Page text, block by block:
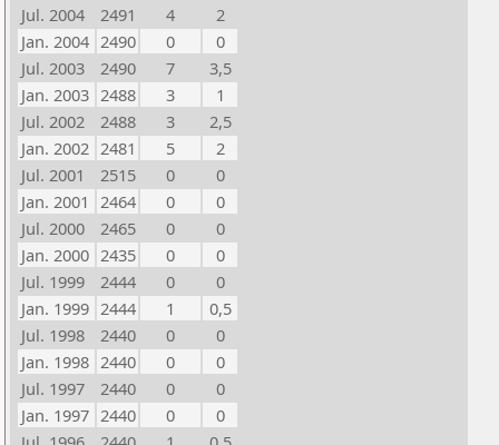
Jul. 2004
2491 4
2
Jan. 2004 2490 0
0
Jul. 2003
2490 7
3,5
Jan. 2003 2488 3
1
Jul. 2002
2488 3
2,5
Jan. 2002 2481 5
2
Jul. 2001
2515 0
0
Jan. 2001 2464 0
0
Jul. 2000
2465 0
0
Jan. 2000 2435 0
0
Jul. 1999
2444 0
0
Jan. 1999 2444 1
0,5
Jul. 1998
2440 0
0
Jan. 1998 2440 0
0
Jul. 1997
2440 0
0
Jan. 1997 2440 0
0